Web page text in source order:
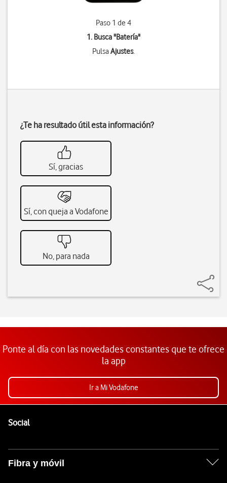
Paso 1 de 4
1. Busca "Batería"
PulsaAjustes.
¿Te ha resultado útil esta información?
Sí, gracias
Sí, con queja a Vodafone
No, para nada
Ponte al día con las novedades constantes que te ofrece
la app
Ir a Mi Vodafone
SocialEnlaces a las redes sociales de Vodafone
Fibra y móvil